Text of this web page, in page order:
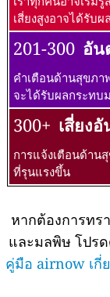
เสี่ยงสูงอาจได้รับ
201-300 อัน
คำเตือนด้านสุขภา
จะได้รับผลกระทบ
300+ เสี่ยง
การแจ้งเตือนด้าน
ที่รุนแรงขึ้น
หากต้องการทร
และมลพิษ โปร
คู่มือ airnow เ